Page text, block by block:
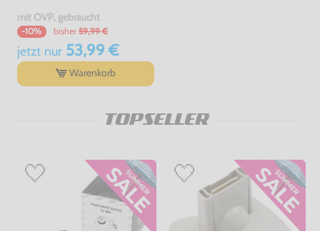
mit OVP, gebraucht
-10% bisher 59,99 €
jetzt nur53,99 €
Warenkorb
TOPSELLER